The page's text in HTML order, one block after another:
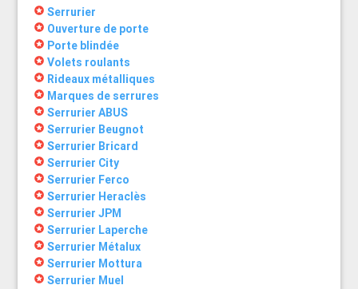
stars Serrurier
stars Ouverture de porte
stars Porte blindée
stars Volets roulants
stars Rideaux métalliques
stars Marques de serrures
stars Serrurier ABUS
stars Serrurier Beugnot
stars Serrurier Bricard
stars Serrurier City
stars Serrurier Ferco
stars Serrurier Heraclès
stars Serrurier JPM
stars Serrurier Laperche
stars Serrurier Métalux
stars Serrurier Mottura
stars Serrurier Muel